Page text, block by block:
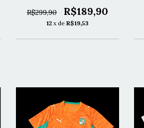
R$299,90 R$189,90
12 x de R$19,53